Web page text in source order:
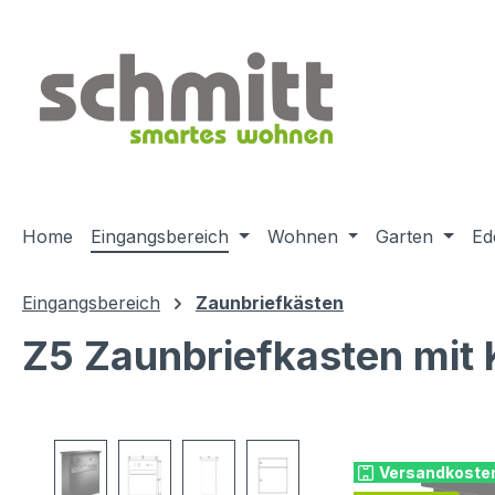
Home Eingangsbereich Wohnen Garten
Eingangsbereich Zaunbriefkästen
Z5 Zaunbriefkasten mit